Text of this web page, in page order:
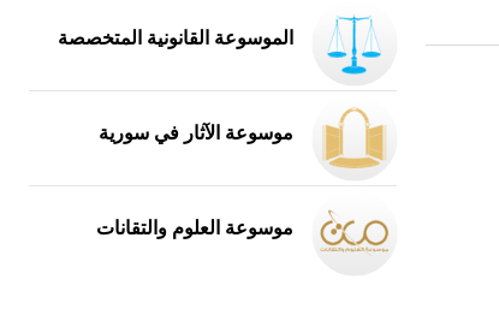
الموسوعة القانونية المتخصصة
موسوعة الآثار في سورية
موسوعة العلوم والتقانات